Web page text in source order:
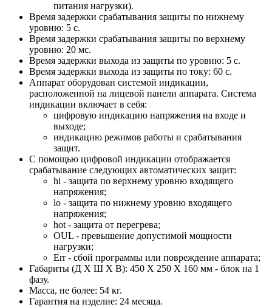
питания нагрузки).
Время задержки срабатывания защиты по нижнему
уровню: 5 с.
Время задержки срабатывания защиты по верхнему
уровню: 20 мс.
Время задержки выхода из защиты по уровню: 5 с.
Время задержки выхода из защиты по току: 60 с.
Аппарат оборудован системой индикации,
расположенной на лицевой панели аппарата. Система
индикации включает в себя:
цифровую индикацию напряжения на входе и
выходе;
индикацию режимов работы и срабатывания
защит.
С помощью цифровой индикации отображается
срабатывание следующих автоматических защит:
hi - защита по верхнему уровню входящего
напряжения;
lo - защита по нижнему уровню входящего
напряжения;
hot - защита от перегрева;
OUL - превышение допустимой мощности
нагрузки;
Err - сбой программы или повреждение аппарата;
Габариты (Д Х Ш Х В): 450 X 250 X 160 мм - блок на 1
фазу.
Масса, не более: 54 кг.
Гарантия на изделие: 24 месяца.